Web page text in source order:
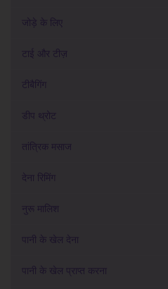
जोड़े के लिए
टाई और टीज़
टीबैगिंग
डीप थ्रोट
तांत्रिक मसाज
देना रिमिंग
नुरू मालिश
पानी के खेल देना
पानी के खेल प्राप्त करना